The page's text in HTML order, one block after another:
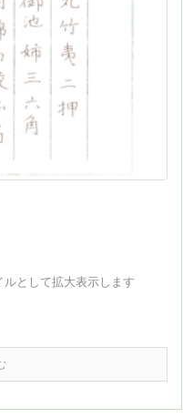
ルとして拡大表示します